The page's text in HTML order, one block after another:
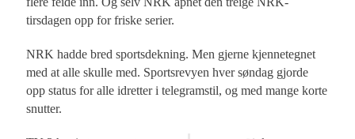
tirsdagen opp for friske serier.
NRK hadde bred sportsdekning. Men gjerne kjennetegnet
med at alle skulle med. Sportsrevyen hver søndag gjorde
opp status for alle idretter i telegramstil, og med mange korte
snutter.